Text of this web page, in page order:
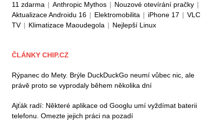
11 zdarma | Anthropic Mythos | Nouzové otevírání pračky |
Aktualizace Androidu 16 | Elektromobilita | iPhone 17 | VLC
TV | Klimatizace Maoudegola | Nejlepší Linux
ČLÁNKY CHIP.CZ
Rýpanec do Mety. Brýle DuckDuckGo neumí vůbec nic, ale
právě proto se vyprodaly během několika dní
Ajťák radí: Některé aplikace od Googlu umí vyždímat baterii
telefonu. Omezte jejich práci na pozadí